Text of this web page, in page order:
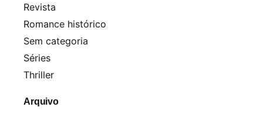
Revista
Romance histórico
Sem categoria
Séries
Thriller
Arquivo